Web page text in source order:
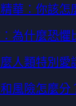
華：你該怎
為什麼恐
人類特別愛
風險怎麼